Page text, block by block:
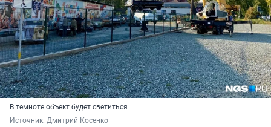
В темноте объект будет светиться
Источник: Дмитрий Косенко